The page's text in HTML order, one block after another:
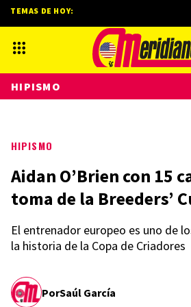
HIPISMO
Aidan O’Brien con 15
toma de la Breeders’
El entrenador europeo es uno de
la historia de la Copa de Criadores
PorSaúl García
TEMAS DE HOY:
HIPISMO